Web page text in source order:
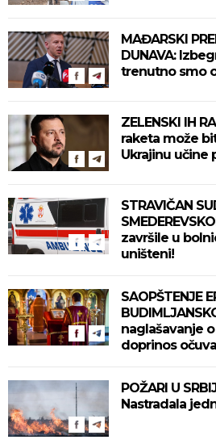
MAĐARSKI
DUNAVA:
trenutno smo
ZELENSKI IH
raketa može
Ukrajinu učine
STRAVIČAN
završile u
uništeni!
SAOPŠTENJE
naglašavanje
doprinos
POŽARI U
Nastradala